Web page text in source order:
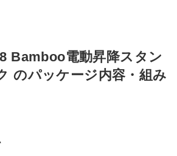
Bamboo電動昇降スタン
のパッケージ内容・組み